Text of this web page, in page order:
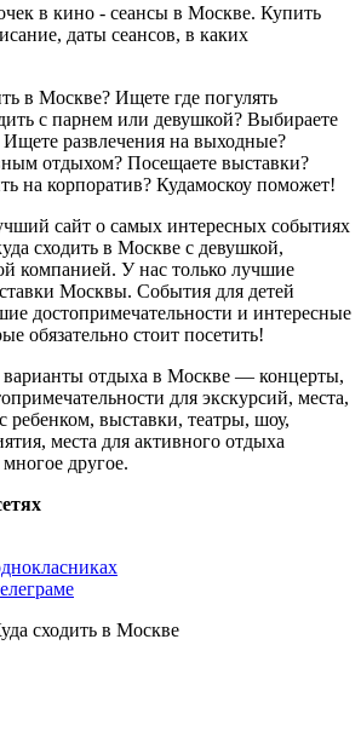
в кино - сеансы в Москве. Купить
даты сеансов, в каких
в Москве? Ищете где погулять
с парнем или девушкой? Выбираете
Ищете развлечения на выходные?
отдыхом? Посещаете выставки?
на корпоратив? Кудамоскоу поможет!
сайт о самых интересных событиях
сходить в Москве с девушкой,
компанией. У нас только лучшие
Москвы. События для детей
достопримечательности и интересные
обязательно стоит посетить!
отдыха в Москве — концерты,
для экскурсий, места,
ребенком, выставки, театры, шоу,
места для активного отдыха
другое.
сходить в Москве